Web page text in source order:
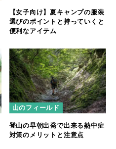
【女子向け】夏キャンプの服装
選びのポイントと持っていくと
便利なアイテム
山のフィールド
登山の早朝出発で出来る熱中症
対策のメリットと注意点